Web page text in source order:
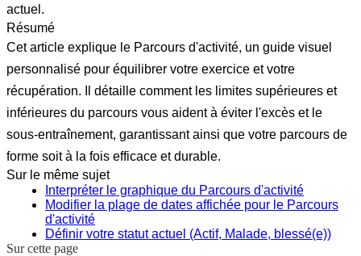
actuel.
Résumé
Cet article explique le Parcours d'activité, un guide visuel
personnalisé pour équilibrer votre exercice et votre
récupération. Il détaille comment les limites supérieures et
inférieures du parcours vous aident à éviter l'excès et le
sous-entraînement, garantissant ainsi que votre parcours de
forme soit à la fois efficace et durable.
Sur le même sujet
Interpréter le graphique du Parcours d'activité
Modifier la plage de dates affichée pour le Parcours
d'activité
Définir votre statut actuel (Actif, Malade, blessé(e))
Sur cette page